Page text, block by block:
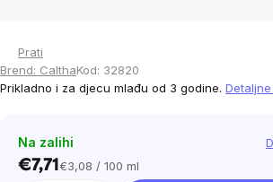
Prati
Brend: CalthaKod: 32820
Prikladno i za djecu mlađu od 3 godine.
Na zalihi
€7,71Cijena
€3,08 / 100 ml